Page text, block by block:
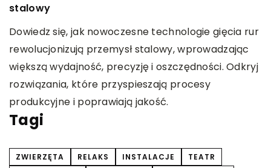
stalowy
Dowiedz się, jak nowoczesne technologie gięcia rur
rewolucjonizują przemysł stalowy, wprowadzając
większą wydajność, precyzję i oszczędności. Odkryj
rozwiązania, które przyspieszają procesy
produkcyjne i poprawiają jakość.
Tagi
ZWIERZĘTA RELAKS INSTALACJE
TEATR